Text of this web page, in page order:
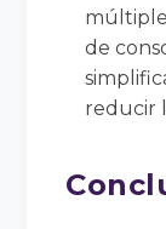
de
reducir